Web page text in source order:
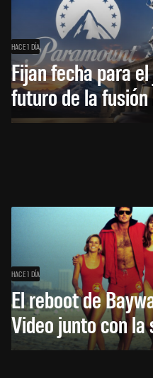
HACE 1 DÍA
Fijan fecha para
futuro de la
HACE 1 DÍA
El reboot de
Video junto con